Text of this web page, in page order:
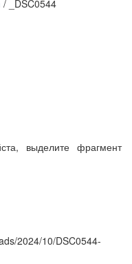
/ _DSC0544
выделите фрагмент
2024/10/DSC0544-